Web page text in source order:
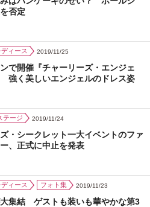
否定
ディース 2019/11/25
で開催『チャーリーズ・エンジェ
強く美しいエンジェルのドレス姿
テージ 2019/11/24
・シークレット一大イベントのファ
、正式に中止を発表
ディース フォト集 2019/11/23
大集結 ゲストも装いも華やかな第3